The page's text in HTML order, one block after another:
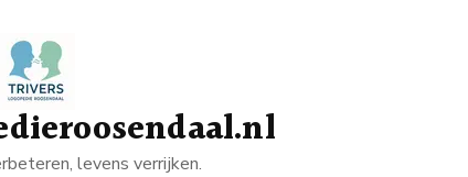
levens verrijken.